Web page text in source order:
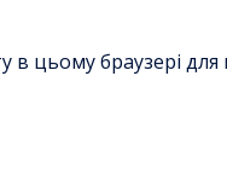
в цьому браузері